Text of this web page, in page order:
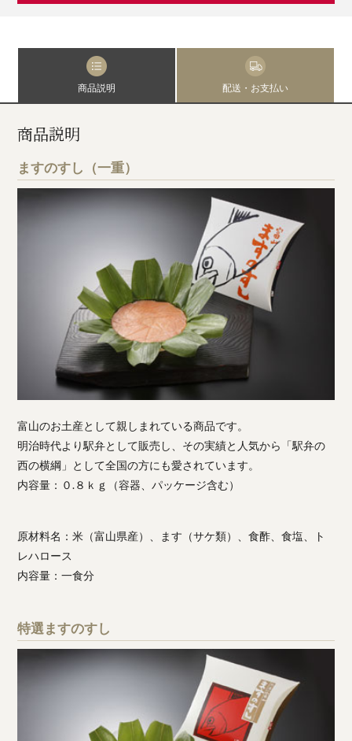
商品説明 配送・お支払い
商品説明
ますのすし（一重）
富山のお土産として親しまれている商品です。
明治時代より駅弁として販売し、その実績と人気から「駅弁の
西の横綱」として全国の方にも愛されています。
内容量：０.８ｋｇ（容器、パッケージ含む）
原材料名：米（富山県産）、ます（サケ類）、食酢、食塩、ト
レハロース
内容量：一食分
特選ますのすし